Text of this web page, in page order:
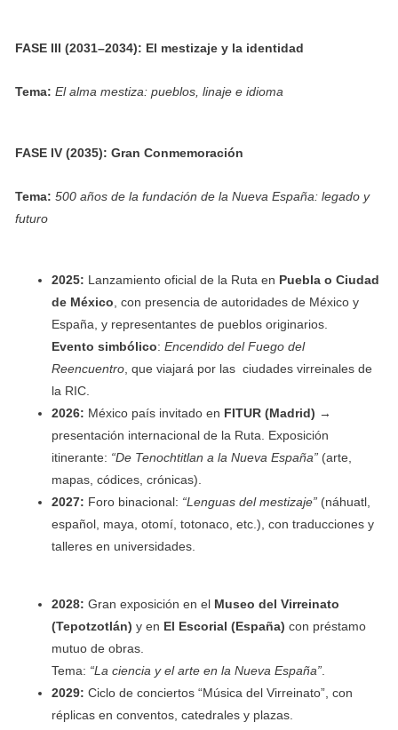
FASE III (2031–2034): El mestizaje y la identidad
Tema: El alma mestiza: pueblos, linaje e idioma
FASE IV (2035): Gran Conmemoración
Tema: 500 años de la fundación de la Nueva España: legado y
futuro
2025: Lanzamiento oficial de la Ruta en Puebla o Ciudad
de México , con presencia de autoridades de México y
España, y representantes de pueblos originarios.
Evento simbólico:Encendido del Fuego del
Reencuentro , que viajará por las ciudades virreinales de
la RIC.
2026: México país invitado en FITUR (Madrid) →
presentación internacional de la Ruta. Exposición
itinerante: “De Tenochtitlan a la Nueva España” (arte,
mapas, códices, crónicas).
2027: Foro binacional: “Lenguas del mestizaje” (náhuatl,
español, maya, otomí, totonaco, etc.), con traducciones y
talleres en universidades.
2028: Gran exposición en el Museo del Virreinato
(Tepotzotlán) y en El Escorial (España) con préstamo
mutuo de obras.
Tema: “La ciencia y el arte en la Nueva España”.
2029: Ciclo de conciertos “Música del Virreinato”, con
réplicas en conventos, catedrales y plazas.